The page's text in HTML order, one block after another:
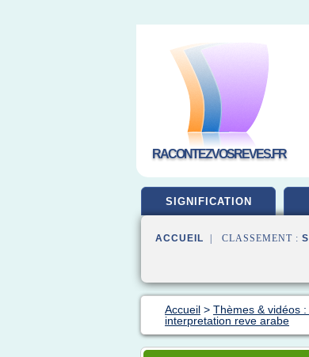
RACONTEZVOSREVES.FR
SIGNIFICATION
ACCUEIL | CLASSEMENT :
Accueil > Thèmes & vidéos
interpretation reve arabe